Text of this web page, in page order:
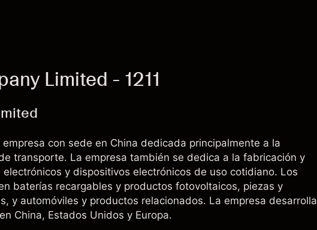
Limited - 1211
empresa con sede en China dedicada principalmente a la
transporte. La empresa también se dedica a la fabricación y
y dispositivos electrónicos de uso cotidiano. Los
baterías recargables y productos fotovoltaicos, piezas y
y automóviles y productos relacionados. La empresa desarrolla
China, Estados Unidos y Europa.